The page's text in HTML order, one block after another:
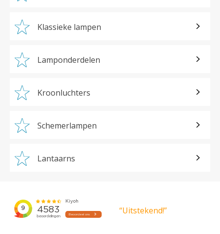
Klassieke lampen
Lamponderdelen
Kroonluchters
Schemerlampen
Lantaarns
“Uitstekend!”